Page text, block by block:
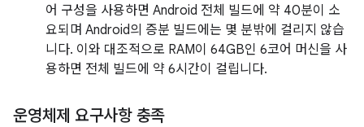
어 구성을 사용하면 Android 전체 빌드에 약 40분이 소
요되며 Android의 증분 빌드에는 몇 분밖에 걸리지 않습
니다. 이와 대조적으로 RAM이 64GB인 6코어 머신을 사
용하면 전체 빌드에 약 6시간이 걸립니다.
운영체제 요구사항 충족